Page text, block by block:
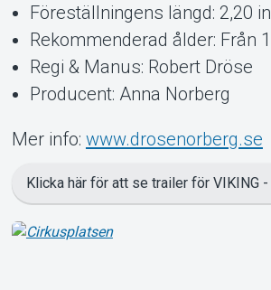
Föreställningens längd: 2,20
Rekommenderad ålder: Från
Regi & Manus: Robert Dröse
Producent: Anna Norberg
Mer info: www.drosenorberg.se
Klicka här för att se trailer för VIKING